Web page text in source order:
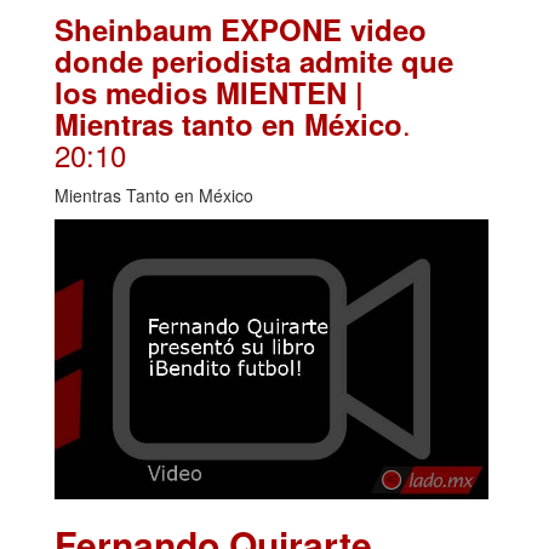
Sheinbaum EXPONE video
donde periodista admite que
los medios MIENTEN |
Mientras tanto en México.
20:10
Mientras Tanto en México